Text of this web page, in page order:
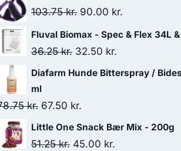
103.75kr. Den
oprindelige
pris
90.00 kr.
aktuelle
90.00 kr..
Fluval Biomax - Spec & Flex 34L
36.25kr. Den
oprindelige
var:
36.25 kr..
32.50 kr.
aktuelle
32.50 kr..
Diafarm Hunde Bitterspray /
ml
kr. Den
oprindelige
pris
67.50 kr.
aktuelle
pris
Little One Snack Bær Mix - 200g
51.25kr. Den
45.00 kr.